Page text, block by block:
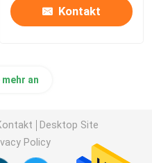
Kontakt
mehr an
Desktop Site
Policy